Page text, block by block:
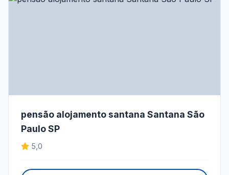
pensão alojamento santana Santana São
Paulo SP
5,0